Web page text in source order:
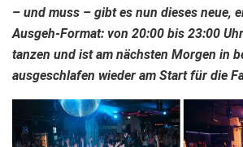
– und muss – gibt es nun dieses neue,
Ausgeh-Format: von 20:00 bis 23:00
tanzen und ist am nächsten Morgen in
ausgeschlafen wieder am Start für die